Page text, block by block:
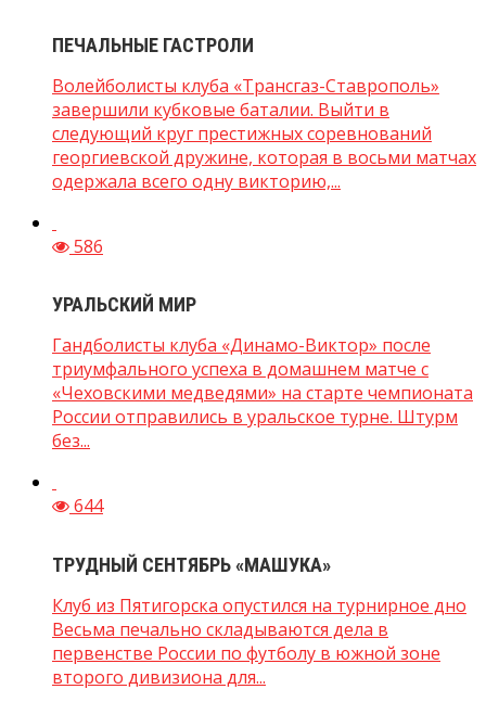
ПЕЧАЛЬНЫЕ ГАСТРОЛИ
Волейболисты клуба «Трансгаз-Ставрополь»
завершили кубковые баталии. Выйти в
следующий круг престижных соревнований
георгиевской дружине, которая в восьми матчах
одержала всего одну викторию,...
586
УРАЛЬСКИЙ МИР
Гандболисты клуба «Динамо-Виктор» после
триумфального успеха в домашнем матче с
«Чеховскими медведями» на старте чемпионата
России отправились в уральское турне. Штурм
без...
644
ТРУДНЫЙ СЕНТЯБРЬ «МАШУКА»
Клуб из Пятигорска опустился на турнирное дно
Весьма печально складываются дела в
первенстве России по футболу в южной зоне
второго дивизиона для...